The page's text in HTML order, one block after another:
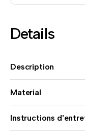
Details
Description
Material
Instructions